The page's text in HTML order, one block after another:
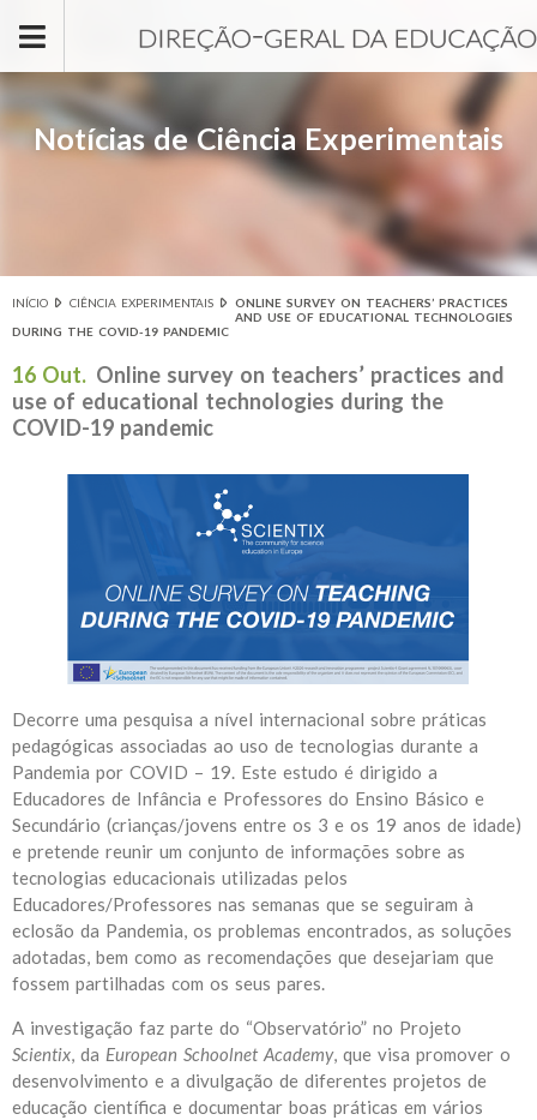
Notícias de Ciência Experimentais
Está aqui
INÍCIO CIÊNCIA EXPERIMENTAIS
ONLINE SURVEY ON TEACHERS’ PRACTICES
AND USE OF EDUCATIONAL TECHNOLOGIES
DURING THE COVID-19 PANDEMIC
16 Out. Online survey on teachers’ practices and
use of educational technologies during the
COVID-19 pandemic
Decorre uma pesquisa a nível internacional sobre práticas
pedagógicas associadas ao uso de tecnologias durante a
Pandemia por COVID – 19. Este estudo é dirigido a
Educadores de Infância e Professores do Ensino Básico e
Secundário (crianças/jovens entre os 3 e os 19 anos de idade)
e pretende reunir um conjunto de informações sobre as
tecnologias educacionais utilizadas pelos
Educadores/Professores nas semanas que se seguiram à
eclosão da Pandemia, os problemas encontrados, as soluções
adotadas, bem como as recomendações que desejariam que
fossem partilhadas com os seus pares.
A investigação faz parte do “Observatório” no Projeto
Scientix, da European Schoolnet Academy, que visa promover o
desenvolvimento e a divulgação de diferentes projetos de
educação científica e documentar boas práticas em vários